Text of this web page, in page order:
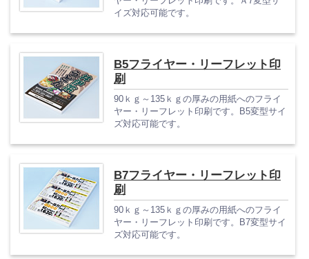
イズ対応可能です。
B5フライヤー・リーフレット印
刷
90ｋｇ～135ｋｇの厚みの用紙へのフライ
ヤー・リーフレット印刷です。B5変型サイ
ズ対応可能です。
B7フライヤー・リーフレット印
刷
90ｋｇ～135ｋｇの厚みの用紙へのフライ
ヤー・リーフレット印刷です。B7変型サイ
ズ対応可能です。